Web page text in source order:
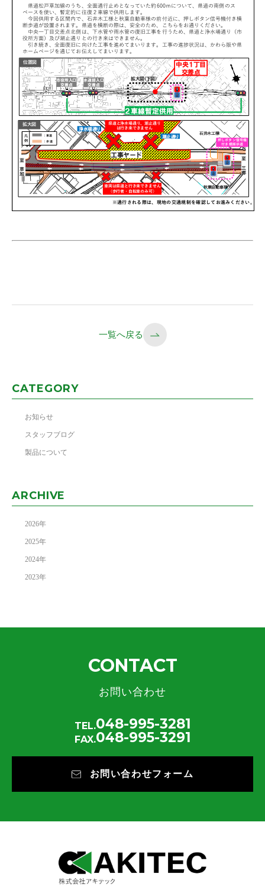
一覧へ戻る
CATEGORY
お知らせ
スタッフブログ
製品について
ARCHIVE
2026年
2025年
2024年
2023年
CONTACT
お問い合わせ
TEL.048-995-3281
FAX.048-995-3291
お問い合わせフォーム